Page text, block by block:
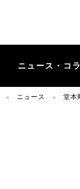
ニュース・コ
＞ ニュース ＞ 堂本